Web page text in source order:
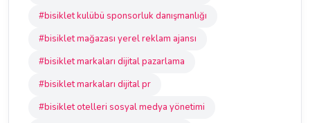
#bisiklet kulübü sponsorluk danışmanlığı
#bisiklet mağazası yerel reklam ajansı
#bisiklet markaları dijital pazarlama
#bisiklet markaları dijital pr
#bisiklet otelleri sosyal medya yönetimi